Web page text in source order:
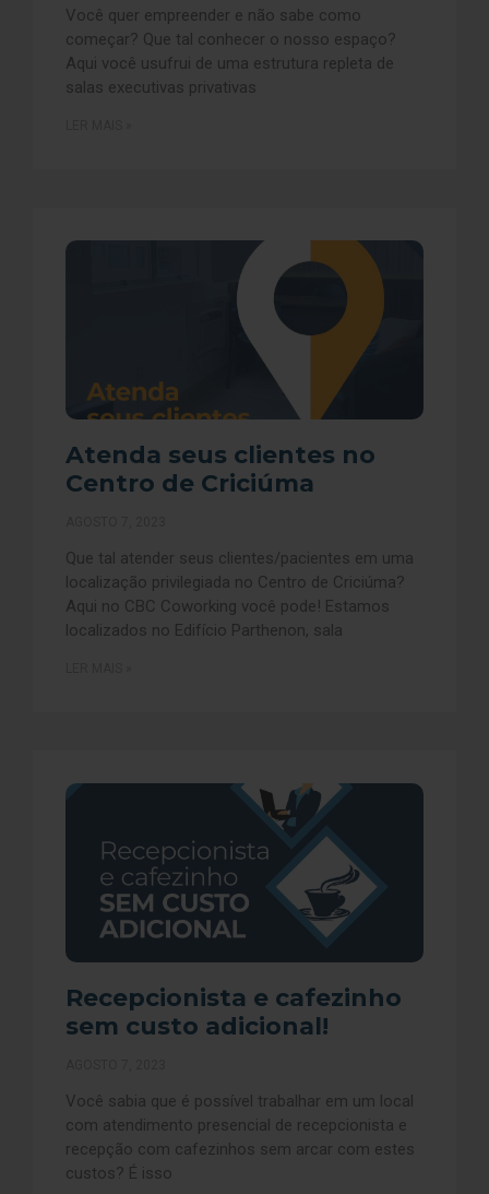
Você quer empreender e não sabe como
começar? Que tal conhecer o nosso espaço?
Aqui você usufrui de uma estrutura repleta de
salas executivas privativas
Atenda seus clientes no
Centro de Criciúma
Que tal atender seus clientes/pacientes em uma
localização privilegiada no Centro de Criciúma?
Aqui no CBC Coworking você pode! Estamos
localizados no Edifício Parthenon, sala
Recepcionista e cafezinho
sem custo adicional!
Você sabia que é possível trabalhar em um local
com atendimento presencial de recepcionista e
recepção com cafezinhos sem arcar com estes
custos? É isso